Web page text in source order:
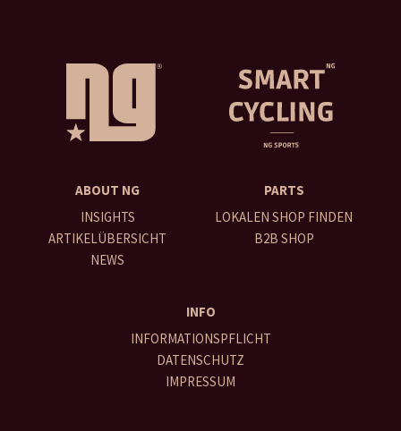
ABOUT NG
INSIGHTS
ARTIKELÜBERSICHT
NEWS
PARTS
LOKALEN SHOP FINDEN
B2B SHOP
INFO
INFORMATIONSPFLICHT
DATENSCHUTZ
IMPRESSUM